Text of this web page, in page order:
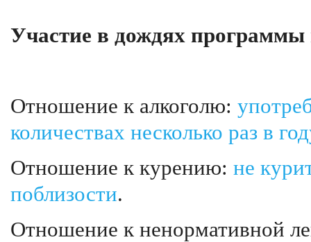
Участие в дождях программы
Отношение к алкоголю:
количествах несколько раз в
Отношение к курению: не
поблизости.
Отношение к ненормативной